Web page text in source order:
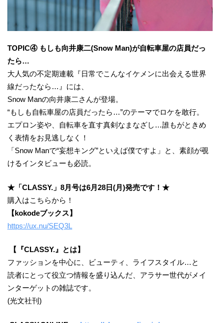
TOPIC④ もしも向井康二(Snow Man)が自転車屋の店員だっ
たら…
大人気の不定期連載『日常でこんなイケメンに出会える世界
線だったなら…』には、
Snow Manの向井康二さんが登場。
“もしも自転車屋の店員だったら…”のテーマでロケを敢行。
エプロン姿や、自転車を直す真剣なまなざし…誰もがときめ
く表情をお見逃しなく！
「Snow Manで“妄想キング”といえば僕ですよ」と、素顔が覗
けるインタビューも必読。
★「CLASSY.」8月号は6月28日(月)発売です！★
購入はこちらから！
【kokodeブックス】
https://ux.nu/SEQ3L
【『CLASSY.』とは】
ファッションを中心に、ビューティ、ライフスタイル…と
読者にとって役立つ情報を盛り込んだ、アラサー世代がメイ
ンターゲットの雑誌です。
(光文社刊)